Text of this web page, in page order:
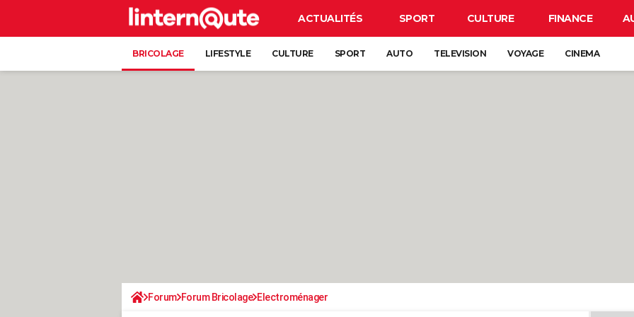
ACTUALITÉS SPORT CULTURE FINANCE
BRICOLAGE LIFESTYLE CULTURE SPORT AUTO TELEVISION VOYAGE CINEMA
Forum Forum Bricolage Electroménager